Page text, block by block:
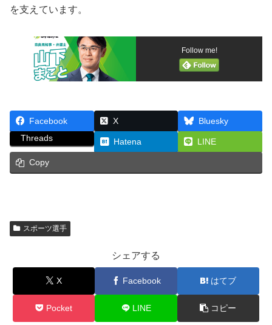
を支えています。
Follow me!
Facebook X
Bluesky
Threads
Hatena LINE
Copy
スポーツ選手
シェアする
X Facebook はてブ
Pocket LINE コピー